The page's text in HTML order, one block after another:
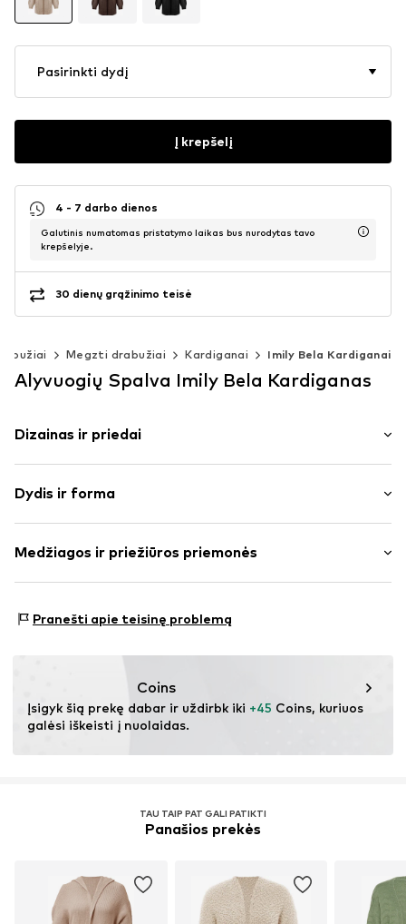
Pasirinkti dydį
Į krepšelį
4 - 7 darbo dienos
Galutinis numatomas pristatymo laikas bus nurodytas tavo
krepšelyje.
30 dienų grąžinimo teisė
Megzti drabužiai Kardiganai Imily Bela Kardiganai
Alyvuogių Spalva Imily Bela Kardiganas
Dizainas ir priedai
Megzti drabužiai
Megzti rankogaliai
To paties tono atspalvių siūlės
Prekės Nr. IBE0354003000001
Dydis ir forma
Ilgis: Ilgas modelis
Pritaikomumas: Laisva forma
Dydžių lentelė
Medžiagos ir priežiūros priemonės
Medžiagos tipas: Stori megzti megztiniai
Pranešti apie teisinę problemą
Coins
Įsigyk šią prekę dabar ir uždirbk iki +45 Coins, kuriuos
galėsi iškeisti į nuolaidas.
TAU TAIP PAT GALI PATIKTI
Panašios prekės